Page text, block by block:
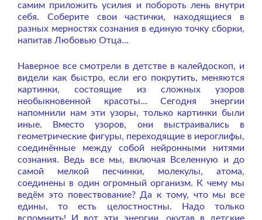
самим приложить усилия и побороть лень внутри
себя. Соберите свои частички, находящиеся в
разных мерностях сознания в единую точку сборки,
напитав Любовью Отца…
Наверное все смотрели в детстве в калейдоскоп, и
видели как быстро, если его покрутить, меняются
картинки, состоящие из сложных узоров
необыкновенной красоты… Сегодня энергии
напомнили нам эти узоры, только картинки были
иные. Вместо узоров, они выстраивались в
геометрические фигуры, переходящие в иероглифы,
соединённые между собой нейронными нитями
сознания. Ведь все мы, включая Вселенную и до
самой мелкой песчинки, молекулы, атома,
соединены в один огромный организм. К чему мы
ведём это повествование? Да к тому, что мы все
едины, то есть целостностны. Надо только